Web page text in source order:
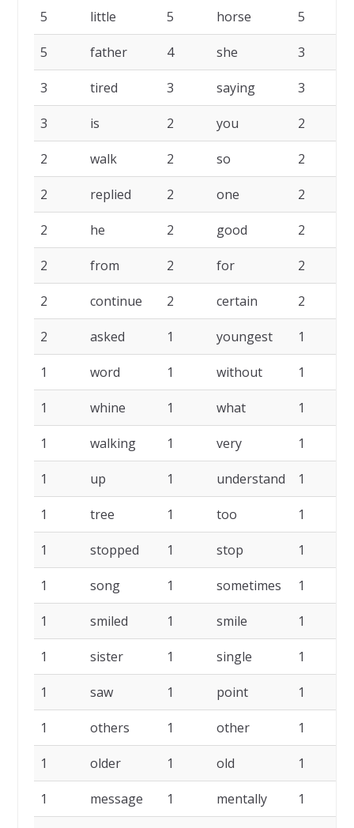
5 little 5 horse 5
5 father 4 she 3
3 tired 3 saying 3
3 is 2 you 2
2 walk 2 so 2
2 replied 2 one 2
2 he 2 good 2
2 from 2 for 2
2 continue 2 certain 2
2 asked 1 youngest 1
1 word 1 without 1
1 whine 1 what 1
1 walking 1 very 1
1 up 1 understand 1
1 tree 1 too 1
1 stopped 1 stop 1
1 song 1 sometimes 1
1 smiled 1 smile 1
1 sister 1 single 1
1 saw 1 point 1
1 others 1 other 1
1 older 1 old 1
1 message 1 mentally 1